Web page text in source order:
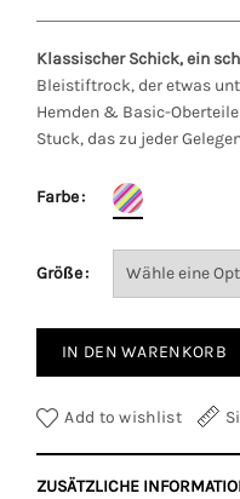
Klassischer Schick, ein
Bleistiftrock, der etwas
Hemden & Basic-
Stuck, das zu jeder
Farbe
Größe
IN DEN WARENKORB
Add to wishlist
ZUSÄTZLICHE